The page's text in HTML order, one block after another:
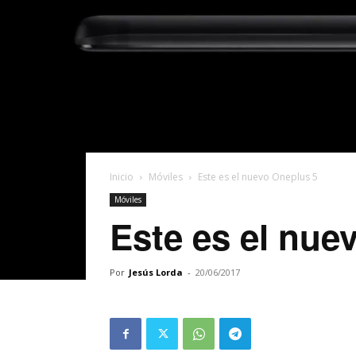
Inicio Móviles Este es el nuevo Oneplus 5
Móviles
Este es el
Por Jesús Lorda - 20/06/2017